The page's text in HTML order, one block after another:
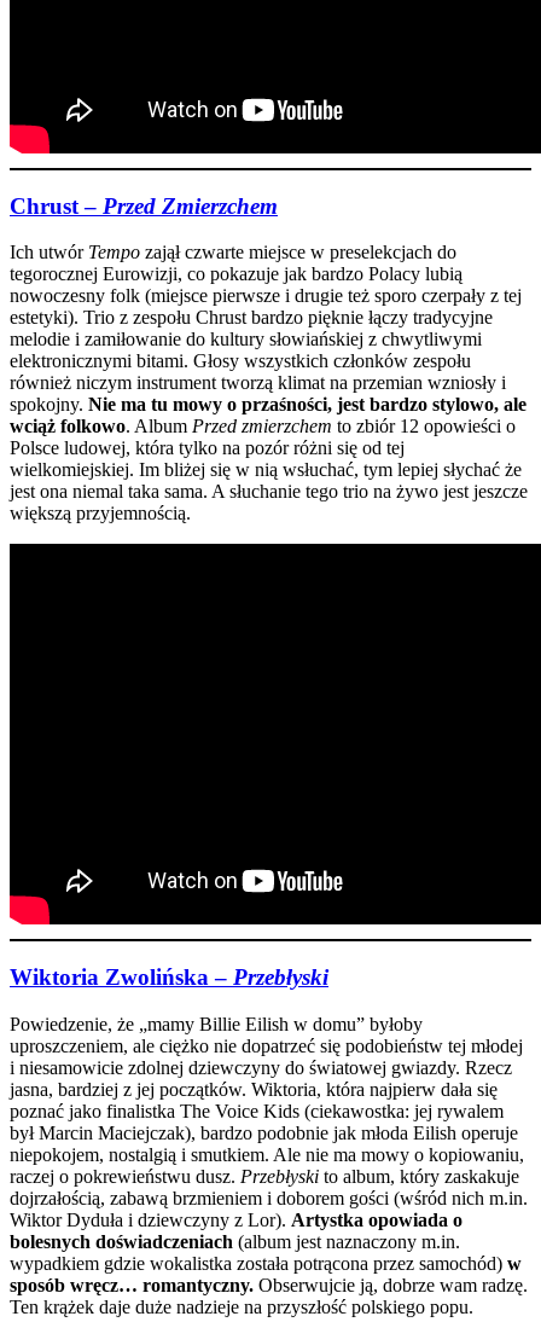
Chrust – Przed Zmierzchem
Ich utwór Tempo zajął czwarte miejsce w preselekcjach do
tegorocznej Eurowizji, co pokazuje jak bardzo Polacy lubią
nowoczesny folk (miejsce pierwsze i drugie też sporo czerpały z tej
estetyki). Trio z zespołu Chrust bardzo pięknie łączy tradycyjne
melodie i zamiłowanie do kultury słowiańskiej z chwytliwymi
elektronicznymi bitami. Głosy wszystkich członków zespołu
również niczym instrument tworzą klimat na przemian wzniosły i
spokojny. Nie ma tu mowy o przaśności, jest bardzo stylowo, ale
wciąż folkowo. Album Przed zmierzchem to zbiór 12 opowieści o
Polsce ludowej, która tylko na pozór różni się od tej
wielkomiejskiej. Im bliżej się w nią wsłuchać, tym lepiej słychać że
jest ona niemal taka sama. A słuchanie tego trio na żywo jest jeszcze
większą przyjemnością.
Wiktoria Zwolińska – Przebłyski
Powiedzenie, że „mamy Billie Eilish w domu” byłoby
uproszczeniem, ale ciężko nie dopatrzeć się podobieństw tej młodej
i niesamowicie zdolnej dziewczyny do światowej gwiazdy. Rzecz
jasna, bardziej z jej początków. Wiktoria, która najpierw dała się
poznać jako finalistka The Voice Kids (ciekawostka: jej rywalem
był Marcin Maciejczak), bardzo podobnie jak młoda Eilish operuje
niepokojem, nostalgią i smutkiem. Ale nie ma mowy o kopiowaniu,
raczej o pokrewieństwu dusz. Przebłyski to album, który zaskakuje
dojrzałością, zabawą brzmieniem i doborem gości (wśród nich m.in.
Wiktor Dyduła i dziewczyny z Lor). Artystka opowiada o
bolesnych doświadczeniach (album jest naznaczony m.in.
wypadkiem gdzie wokalistka została potrącona przez samochód) w
sposób wręcz… romantyczny. Obserwujcie ją, dobrze wam radzę.
Ten krążek daje duże nadzieje na przyszłość polskiego popu.